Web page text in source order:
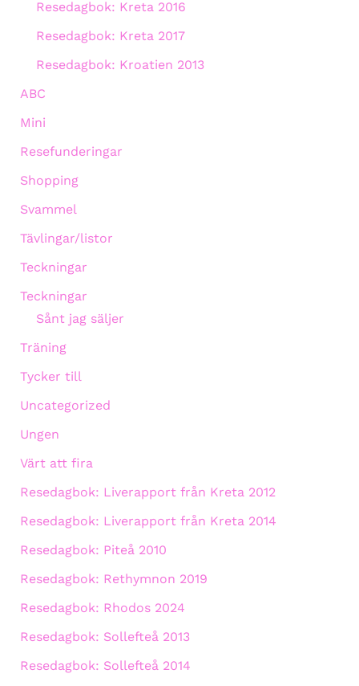
Resedagbok: Kreta 2016
Resedagbok: Kreta 2017
Resedagbok: Kroatien 2013
ABC
Mini
Resefunderingar
Shopping
Svammel
Tävlingar/listor
Teckningar
Teckningar
Sånt jag säljer
Träning
Tycker till
Uncategorized
Ungen
Värt att fira
Resedagbok: Liverapport från Kreta 2012
Resedagbok: Liverapport från Kreta 2014
Resedagbok: Piteå 2010
Resedagbok: Rethymnon 2019
Resedagbok: Rhodos 2024
Resedagbok: Sollefteå 2013
Resedagbok: Sollefteå 2014